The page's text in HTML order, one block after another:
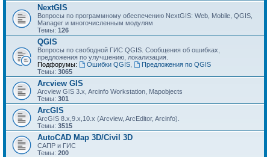
NextGIS
Вопросы по программному обеспечению NextGIS: Web, Mobile, QGIS,
Manager и многочисленным модулям
Темы: 126
QGIS
Вопросы по свободной ГИС QGIS. Сообщения об ошибках,
предложения по улучшению, локализация.
Подфорумы:
Ошибки QGIS,
Предложения по QGIS
Темы: 3065
Arcview GIS
Arcview GIS 3.x, Arcinfo Workstation, Mapobjects
Темы: 301
ArcGIS
ArcGIS 8.x,9.x,10.x (Arcview, ArcEditor, Arcinfo).
Темы: 3515
AutoCAD Map 3D/Civil 3D
САПР и ГИС
Темы: 200